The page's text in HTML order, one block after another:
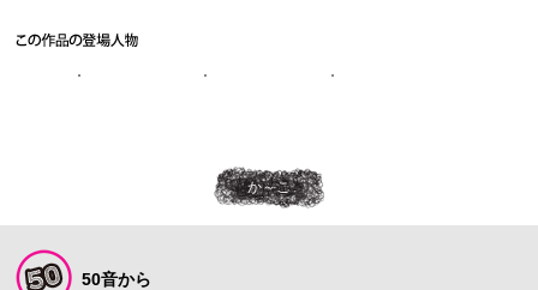
か～こ
50音から